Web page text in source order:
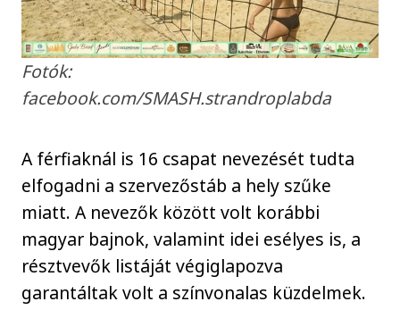
Fotók:
facebook.com/SMASH.strandroplabda
A férfiaknál is 16 csapat nevezését tudta
elfogadni a szervezőstáb a hely szűke
miatt. A nevezők között volt korábbi
magyar bajnok, valamint idei esélyes is, a
résztvevők listáját végiglapozva
garantáltak volt a színvonalas küzdelmek.